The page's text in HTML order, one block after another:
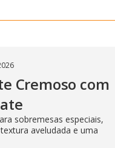
Cremoso com
sobremesas especiais,
aveludada e uma